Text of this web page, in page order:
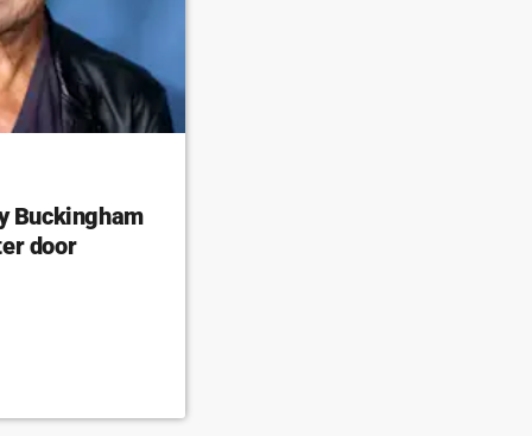
Buckingham
door